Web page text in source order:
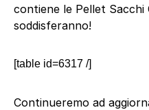
contiene le Pellet
soddisferanno!
[table id=6317 /]
Continueremo ad